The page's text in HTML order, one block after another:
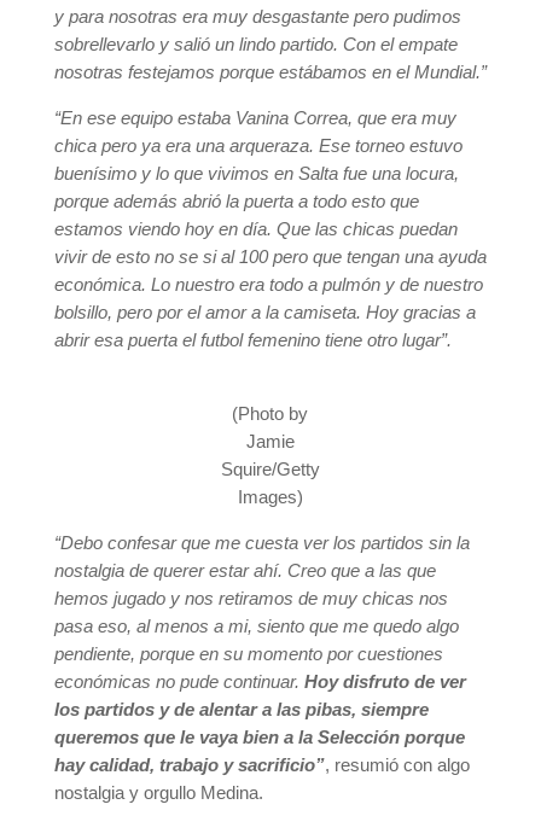
y para nosotras era muy desgastante pero pudimos
sobrellevarlo y salió un lindo partido. Con el empate
nosotras festejamos porque estábamos en el Mundial.”
“En ese equipo estaba Vanina Correa, que era muy
chica pero ya era una arqueraza. Ese torneo estuvo
buenísimo y lo que vivimos en Salta fue una locura,
porque además abrió la puerta a todo esto que
estamos viendo hoy en día. Que las chicas puedan
vivir de esto no se si al 100 pero que tengan una ayuda
económica. Lo nuestro era todo a pulmón y de nuestro
bolsillo, pero por el amor a la camiseta. Hoy gracias a
abrir esa puerta el futbol femenino tiene otro lugar”.
(Photo by
Jamie
Squire/Getty
Images)
“Debo confesar que me cuesta ver los partidos sin la
nostalgia de querer estar ahí. Creo que a las que
hemos jugado y nos retiramos de muy chicas nos
pasa eso, al menos a mi, siento que me quedo algo
pendiente, porque en su momento por cuestiones
económicas no pude continuar. Hoy disfruto de ver
los partidos y de alentar a las pibas, siempre
queremos que le vaya bien a la Selección porque
hay calidad, trabajo y sacrificio”, resumió con algo
nostalgia y orgullo Medina.